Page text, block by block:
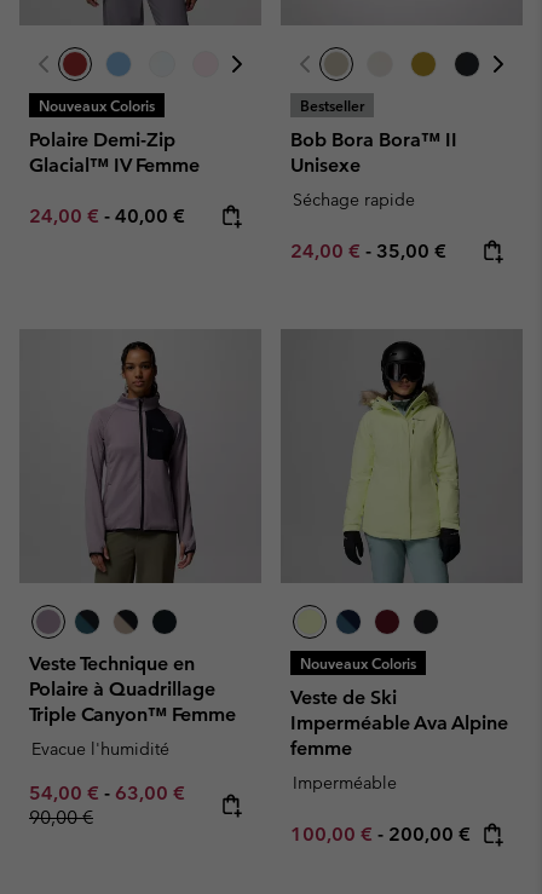
Nouveaux Coloris
Polaire Demi-Zip
Glacial™ IV Femme
Minimum sale price:
24,00 € - Maximum price:
40,00 €
Bestseller
Bob Bora Bora™ II
Unisexe
Séchage rapide
Minimum sale price:
24,00 € - Maximum price:
35,00 €
Veste Technique en
Polaire à Quadrillage
Triple Canyon™ Femme
Evacue l'humidité
Minimum sale price:
54,00 € - Maximum sale price:
63,00 € Regular price:
90,00 €
Nouveaux Coloris
Veste de Ski
Imperméable Ava Alpine
femme
Imperméable
Minimum sale price:
100,00 € - Maximum price:
200,00 €